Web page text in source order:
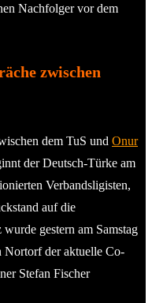
Nachfolger vor dem
zwischen
dem TuS und Onur
der Deutsch-Türke am
Verbandsligisten,
auf die
gestern am Samstag
Nortorf der aktuelle Co-
Stefan Fischer